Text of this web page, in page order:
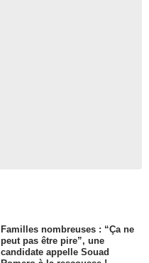
Familles nombreuses : “Ça ne
peut pas être pire”, une
candidate appelle Souad